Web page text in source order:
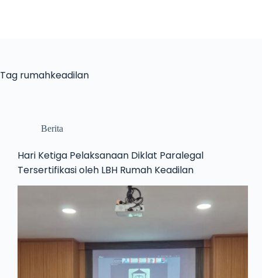
Tag rumahkeadilan
Berita
Hari Ketiga Pelaksanaan Diklat Paralegal
Tersertifikasi oleh LBH Rumah Keadilan